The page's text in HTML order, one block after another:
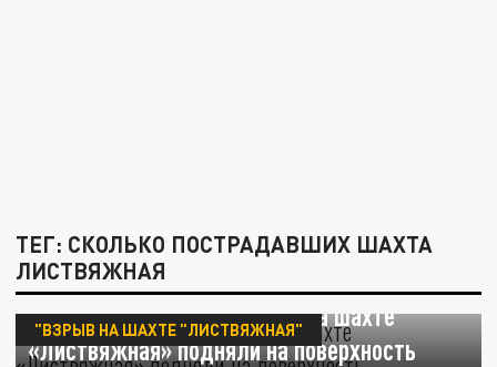
ТЕГ: СКОЛЬКО ПОСТРАДАВШИХ ШАХТА
ЛИСТВЯЖНАЯ
Тело еще одного погибшего на шахте
«Листвяжная» подняли на поверхность
"ВЗРЫВ НА ШАХТЕ "ЛИСТВЯЖНАЯ"